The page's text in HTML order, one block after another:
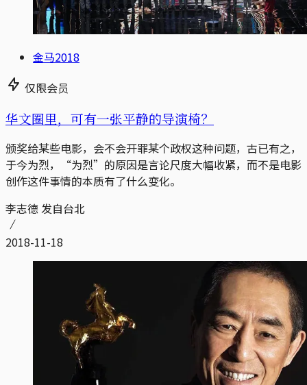
金马2018
仅限会员
华文圈里，可有一张平静的导演椅？
颁奖给某些电影，会不会开罪某个政权这种问题，古已有之，
于今为烈，“为烈”的原因是言论尺度大幅收紧，而不是电影
创作这件事情的本质有了什么变化。
李志德 发自台北
2018-11-18